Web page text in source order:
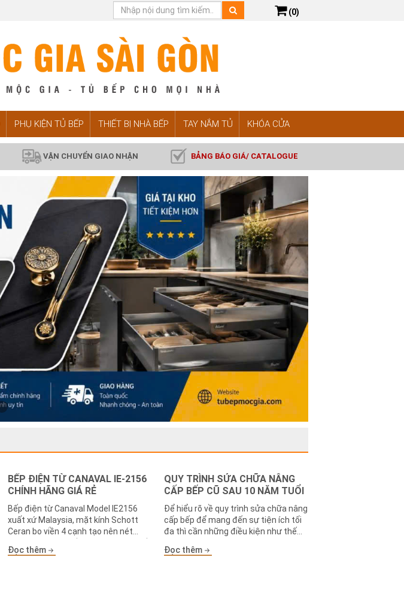
(0)
PHỤ KIỆN TỦ BẾP THIẾT BỊ NHÀ BẾP TAY NẮM TỦ KHÓA CỬA
VẬN CHUYỂN GIAO NHẬN BẢNG BÁO GIÁ/ CATALOGUE
BẾP ĐIỆN TỪ CANAVAL IE-2156
CHÍNH HÃNG GIÁ RẺ
Bếp điện từ Canaval Model IE2156
xuất xứ Malaysia, mặt kính Schott
Ceran bo viền 4 cạnh tạo nên nét
mặt đá [...]
Đọc thêm
QUY TRÌNH SỬA CHỮA NÂNG
CẤP BẾP CŨ SAU 10 NĂM TUỔI
Để hiểu rõ về quy trình sửa chữa nâng
cấp bếp để mang đến sự tiện ích tối
đa thì cần những điều kiện như thế
Đọc thêm